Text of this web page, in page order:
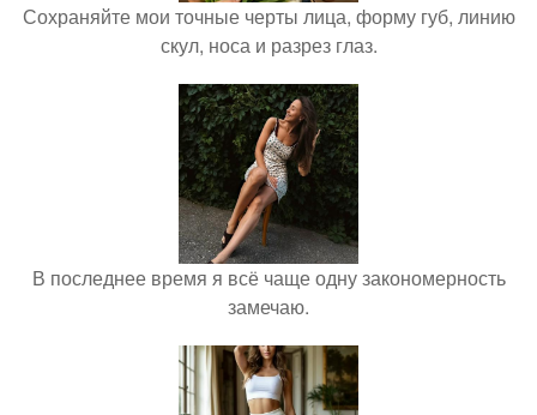
Сохраняйте мои точные черты лица, форму губ, линию
скул, носа и разрез глаз.
В последнее время я всё чаще одну закономерность
замечаю.